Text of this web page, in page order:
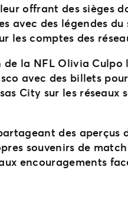
offrant des sièges
avec des légendes
les comptes des
la NFL Olivia
avec des billets
City sur les réseaux
des aperçus
souvenirs de
encouragements